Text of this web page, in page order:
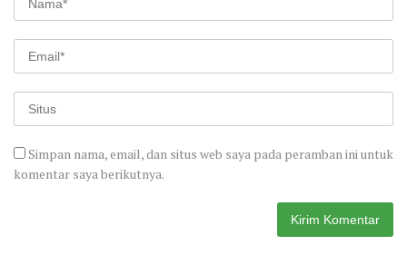
Simpan nama, email, dan situs web saya pada peramban ini untuk
komentar saya berikutnya.